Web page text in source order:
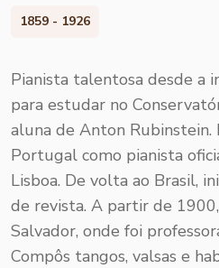
1859 - 1926
Pianista talentosa desde a
para estudar no
aluna de Anton Rubinstein.
Portugal como pianista
Lisboa. De volta ao Brasil,
de revista. A partir de
Salvador, onde foi
Compôs tangos, valsas e